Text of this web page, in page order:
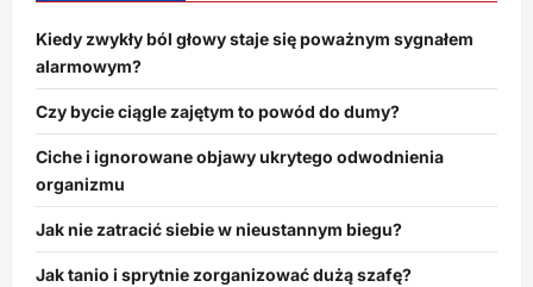
Kiedy zwykły ból głowy staje się poważnym sygnałem
alarmowym?
Czy bycie ciągle zajętym to powód do dumy?
Ciche i ignorowane objawy ukrytego odwodnienia
organizmu
Jak nie zatracić siebie w nieustannym biegu?
Jak tanio i sprytnie zorganizować dużą szafę?